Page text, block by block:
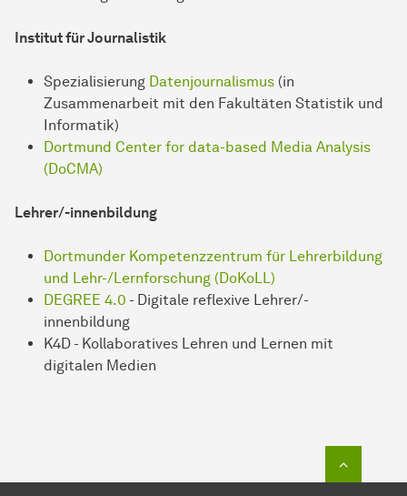
Institut für Journalistik
Spezialisierung Datenjournalismus (in
Zusammenarbeit mit den Fakultäten Statistik und
Informatik)
Dortmund Center for data-based Media Analysis
(DoCMA)
Lehrer/-innenbildung
Dortmunder Kompetenzzentrum für Lehrerbildung
und Lehr-/Lernforschung (DoKoLL)
DEGREE 4.0 - Digitale reflexive Lehrer/-
innenbildung
K4D - Kollaboratives Lehren und Lernen mit
digitalen Medien